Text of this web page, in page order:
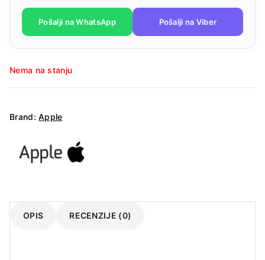
Pošalji na WhatsApp Pošalji na Viber
Nema na stanju
Brand:Apple
OPIS RECENZIJE (0)